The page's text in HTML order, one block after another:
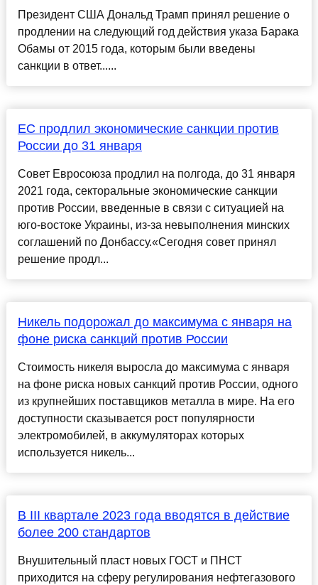
Президент США Дональд Трамп принял решение о
продлении на следующий год действия указа Барака
Обамы от 2015 года, которым были введены
санкции в ответ......
ЕС продлил экономические санкции против
России до 31 января
Совет Евросоюза продлил на полгода, до 31 января
2021 года, секторальные экономические санкции
против России, введенные в связи с ситуацией на
юго-востоке Украины, из-за невыполнения минских
соглашений по Донбассу.«Сегодня cовет принял
решение продл...
Никель подорожал до максимума с января на
фоне риска санкций против России
Стоимость никеля выросла до максимума с января
на фоне риска новых санкций против России, одного
из крупнейших поставщиков металла в мире. На его
доступности сказывается рост популярности
электромобилей, в аккумуляторах которых
используется никель...
В III квартале 2023 года вводятся в действие
более 200 стандартов
Внушительный пласт новых ГОСТ и ПНСТ
приходится на сферу регулирования нефтегазового